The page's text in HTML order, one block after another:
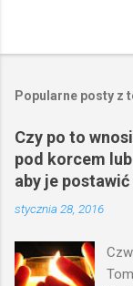
Popularne posty z
Czy po to
pod korcem
aby je
stycznia 28, 2016